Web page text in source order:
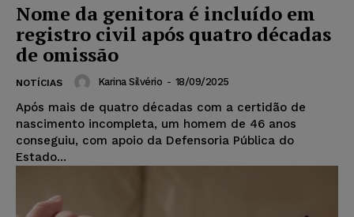
Nome da genitora é incluído em
registro civil após quatro décadas
de omissão
NOTÍCIAS Karina Silvério - 18/09/2025
Após mais de quatro décadas com a certidão de
nascimento incompleta, um homem de 46 anos
conseguiu, com apoio da Defensoria Pública do
Estado...